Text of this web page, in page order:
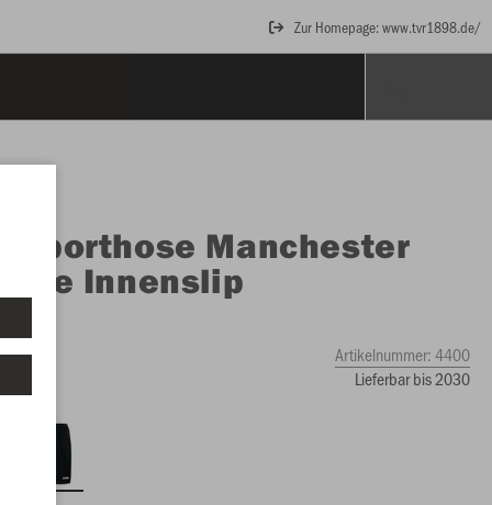
Zur Homepage: www.tvr1898.de/
Sporthose Manchester
Innenslip
Artikelnummer:4400
Lieferbar bis 2030